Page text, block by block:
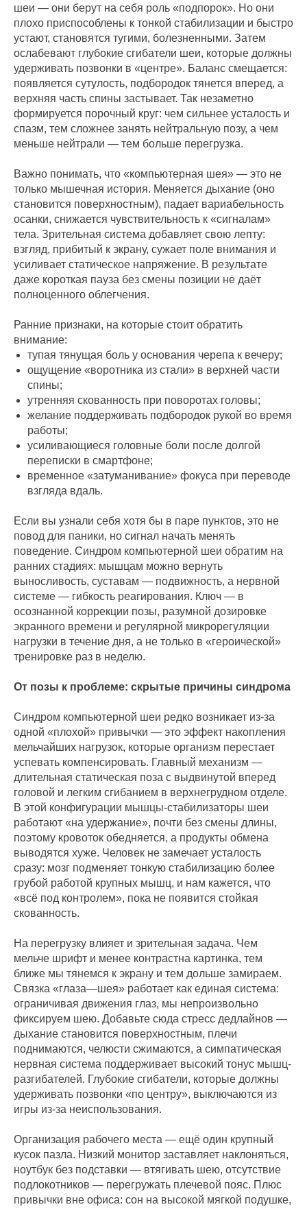
шеи — они берут на себя роль «подпорок». Но они
плохо приспособлены к тонкой стабилизации и быстро
устают, становятся тугими, болезненными. Затем
ослабевают глубокие сгибатели шеи, которые должны
удерживать позвонки в «центре». Баланс смещается:
появляется сутулость, подбородок тянется вперед, а
верхняя часть спины застывает. Так незаметно
формируется порочный круг: чем сильнее усталость и
спазм, тем сложнее занять нейтральную позу, а чем
меньше нейтрали — тем больше перегрузка.
Важно понимать, что «компьютерная шея» — это не
только мышечная история. Меняется дыхание (оно
становится поверхностным), падает вариабельность
осанки, снижается чувствительность к «сигналам»
тела. Зрительная система добавляет свою лепту:
взгляд, прибитый к экрану, сужает поле внимания и
усиливает статическое напряжение. В результате
даже короткая пауза без смены позиции не даёт
полноценного облегчения.
Ранние признаки, на которые стоит обратить
внимание:
тупая тянущая боль у основания черепа к вечеру;
ощущение «воротника из стали» в верхней части
спины;
утренняя скованность при поворотах головы;
желание поддерживать подбородок рукой во время
работы;
усиливающиеся головные боли после долгой
переписки в смартфоне;
временное «затуманивание» фокуса при переводе
взгляда вдаль.
Если вы узнали себя хотя бы в паре пунктов, это не
повод для паники, но сигнал начать менять
поведение. Синдром компьютерной шеи обратим на
ранних стадиях: мышцам можно вернуть
выносливость, суставам — подвижность, а нервной
системе — гибкость реагирования. Ключ — в
осознанной коррекции позы, разумной дозировке
экранного времени и регулярной микрорегуляции
нагрузки в течение дня, а не только в «героической»
тренировке раз в неделю.
От позы к проблеме: скрытые причины синдрома
Синдром компьютерной шеи редко возникает из‑за
одной «плохой» привычки — это эффект накопления
мельчайших нагрузок, которые организм перестает
успевать компенсировать. Главный механизм —
длительная статическая поза с выдвинутой вперед
головой и легким сгибанием в верхнегрудном отделе.
В этой конфигурации мышцы-стабилизаторы шеи
работают «на удержание», почти без смены длины,
поэтому кровоток обедняется, а продукты обмена
выводятся хуже. Человек не замечает усталость
сразу: мозг подменяет тонкую стабилизацию более
грубой работой крупных мышц, и нам кажется, что
«всё под контролем», пока не появится стойкая
скованность.
На перегрузку влияет и зрительная задача. Чем
мельче шрифт и менее контрастна картинка, тем
ближе мы тянемся к экрану и тем дольше замираем.
Связка «глаза—шея» работает как единая система:
ограничивая движения глаз, мы непроизвольно
фиксируем шею. Добавьте сюда стресс дедлайнов —
дыхание становится поверхностным, плечи
поднимаются, челюсти сжимаются, а симпатическая
нервная система поддерживает высокий тонус мышц-
разгибателей. Глубокие сгибатели, которые должны
удерживать позвонки «по центру», выключаются из
игры из‑за неиспользования.
Организация рабочего места — ещё один крупный
кусок пазла. Низкий монитор заставляет наклоняться,
ноутбук без подставки — втягивать шею, отсутствие
подлокотников — перегружать плечевой пояс. Плюс
привычки вне офиса: сон на высокой мягкой подушке,